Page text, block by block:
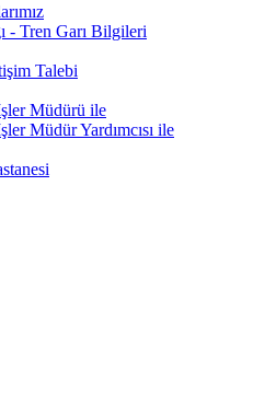
- Tren Garı Bilgileri
Talebi
Müdürü ile
Müdür Yardımcısı ile